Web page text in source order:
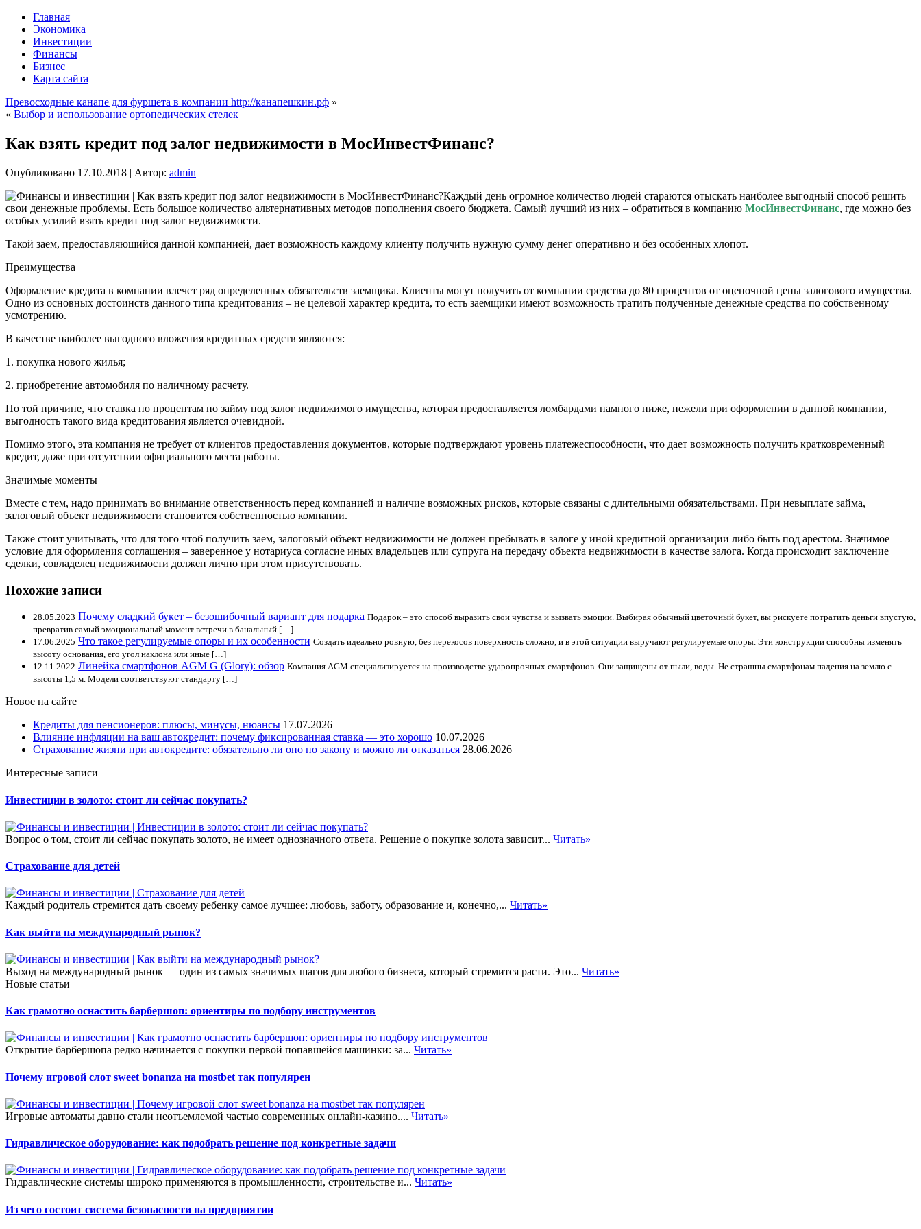
Главная
Экономика
Инвестиции
Финансы
Бизнес
Карта сайта
Превосходные канапе для фуршета в компании http://канапешкин.рф »
« Выбор и использование ортопедических стелек
Как взять кредит под залог недвижимости в МосИнвестФинанс?
Опубликовано 17.10.2018 | Автор: admin
Каждый день огромное количество людей стараются отыскать наиболее выгодный способ решить
свои денежные проблемы. Есть большое количество альтернативных методов пополнения своего бюджета. Самый лучший из них – обратиться в компанию МосИнвестФинанс, где можно без
особых усилий взять кредит под залог недвижимости.
Такой заем, предоставляющийся данной компанией, дает возможность каждому клиенту получить нужную сумму денег оперативно и без особенных хлопот.
Преимущества
Оформление кредита в компании влечет ряд определенных обязательств заемщика. Клиенты могут получить от компании средства до 80 процентов от оценочной цены залогового имущества.
Одно из основных достоинств данного типа кредитования – не целевой характер кредита, то есть заемщики имеют возможность тратить полученные денежные средства по собственному
усмотрению.
В качестве наиболее выгодного вложения кредитных средств являются:
1. покупка нового жилья;
2. приобретение автомобиля по наличному расчету.
По той причине, что ставка по процентам по займу под залог недвижимого имущества, которая предоставляется ломбардами намного ниже, нежели при оформлении в данной компании,
выгодность такого вида кредитования является очевидной.
Помимо этого, эта компания не требует от клиентов предоставления документов, которые подтверждают уровень платежеспособности, что дает возможность получить кратковременный
кредит, даже при отсутствии официального места работы.
Значимые моменты
Вместе с тем, надо принимать во внимание ответственность перед компанией и наличие возможных рисков, которые связаны с длительными обязательствами. При невыплате займа,
залоговый объект недвижимости становится собственностью компании.
Также стоит учитывать, что для того чтоб получить заем, залоговый объект недвижимости не должен пребывать в залоге у иной кредитной организации либо быть под арестом. Значимое
условие для оформления соглашения – заверенное у нотариуса согласие иных владельцев или супруга на передачу объекта недвижимости в качестве залога. Когда происходит заключение
сделки, совладелец недвижимости должен лично при этом присутствовать.
Похожие записи
28.05.2023 Почему сладкий букет – безошибочный вариант для подарка Подарок – это способ выразить свои чувства и вызвать эмоции. Выбирая обычный цветочный букет, вы рискуете потратить деньги впустую,
превратив самый эмоциональный момент встречи в банальный […]
17.06.2025 Что такое регулируемые опоры и их особенности Создать идеально ровную, без перекосов поверхность сложно, и в этой ситуации выручают регулируемые опоры. Эти конструкции способны изменять
высоту основания, его угол наклона или иные […]
12.11.2022 Линейка смартфонов AGM G (Glory): обзор Компания AGM специализируется на производстве ударопрочных смартфонов. Они защищены от пыли, воды. Не страшны смартфонам падения на землю с
высоты 1,5 м. Модели соответствуют стандарту […]
Новое на сайте
Кредиты для пенсионеров: плюсы, минусы, нюансы 17.07.2026
Влияние инфляции на ваш автокредит: почему фиксированная ставка — это хорошо 10.07.2026
Страхование жизни при автокредите: обязательно ли оно по закону и можно ли отказаться 28.06.2026
Интересные записи
Инвестиции в золото: стоит ли сейчас покупать?
Вопрос о том, стоит ли сейчас покупать золото, не имеет однозначного ответа. Решение о покупке золота зависит... Читать»
Страхование для детей
Каждый родитель стремится дать своему ребенку самое лучшее: любовь, заботу, образование и, конечно,... Читать»
Как выйти на международный рынок?
Выход на международный рынок — один из самых значимых шагов для любого бизнеса, который стремится расти. Это... Читать»
Новые статьи
Как грамотно оснастить барбершоп: ориентиры по подбору инструментов
Открытие барбершопа редко начинается с покупки первой попавшейся машинки: за... Читать»
Почему игровой слот sweet bonanza на mostbet так популярен
Игровые автоматы давно стали неотъемлемой частью современных онлайн-казино.... Читать»
Гидравлическое оборудование: как подобрать решение под конкретные задачи
Гидравлические системы широко применяются в промышленности, строительстве и... Читать»
Из чего состоит система безопасности на предприятии